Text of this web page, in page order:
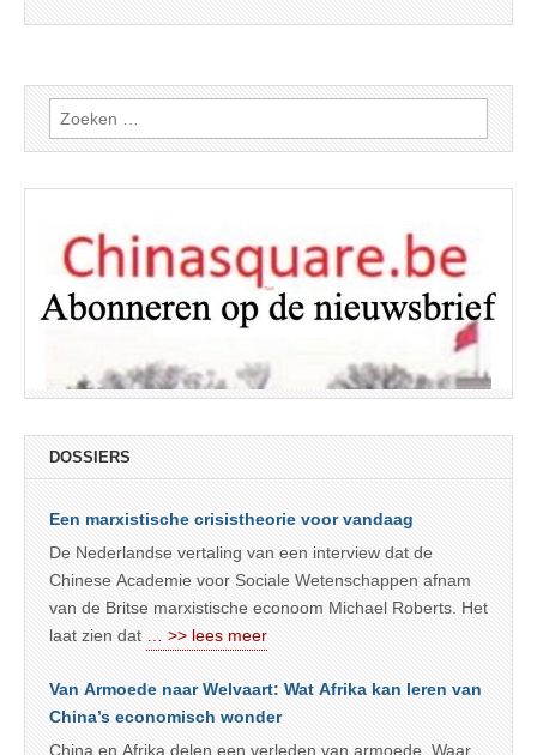
Zoeken
naar:
DOSSIERS
Een marxistische crisistheorie voor vandaag
De Nederlandse vertaling van een interview dat de
Chinese Academie voor Sociale Wetenschappen afnam
van de Britse marxistische econoom Michael Roberts. Het
laat zien dat … >> lees meer
Van Armoede naar Welvaart: Wat Afrika kan leren van
China’s economisch wonder
China en Afrika delen een verleden van armoede. Waar